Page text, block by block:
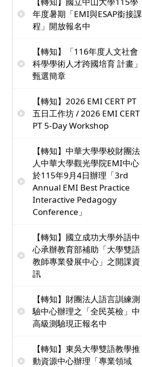
年度暑期「EMI與ESAP銜接課
程」開放報名中
【轉知】「116年度人文社會
科學學術人才跨國培育 計畫」
甄選簡章
【轉知】2026 EMI CERT PT
五日工作坊 / 2026 EMI CERT
PT 5-Day Workshop
【轉知】中華大學學校財團法
人中華大學觀光學院EMI中心
於115年9月4日辦理「3rd
Annual EMI Best Practice
Interactive Pedagogy
Conference」
【轉知】國立成功大學外語中
心承辦教育部補助「大學雙語
教師專業發展中心」之開課資
訊
【轉知】財團法人語言訓練測
驗中心辦理之「全民英檢」中
高級測驗現正報名中
【轉知】東吳大學雙語教學推
動資源中心辦理「專業領域